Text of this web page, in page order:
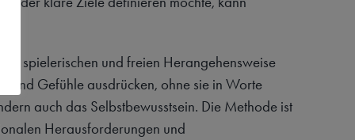
der spielerischen und freien Herangehensweise
und Gefühle ausdrücken, ohne sie in Worte
auch das Selbstbewusstsein. Die Methode ist
Herausforderungen und